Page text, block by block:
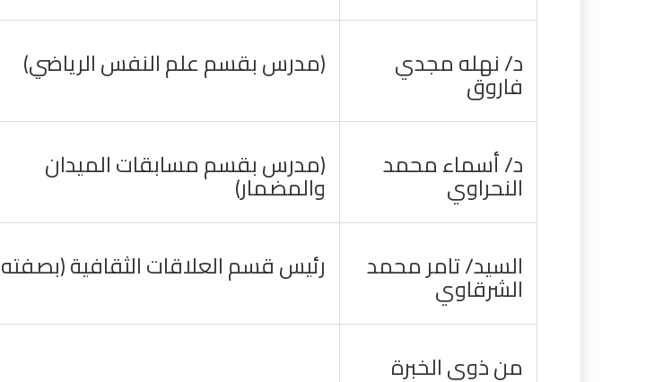
د/ نهله مجدي
فاروق
(مدرس بقسم علم النفس الرياضي)
د/ أسماء محمد
النحراوي
(مدرس بقسم مسابقات الميدان
والمضمار)
السيد/ تامر محمد
الشرقاوي
رئيس قسم العلاقات الثقافية
من ذوي الخبرة